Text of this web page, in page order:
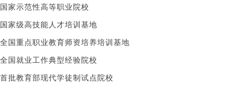
国家示范性高等职业院校
国家级高技能人才培训基地
全国重点职业教育师资培养培训基地
全国就业工作典型经验院校
首批教育部现代学徒制试点院校